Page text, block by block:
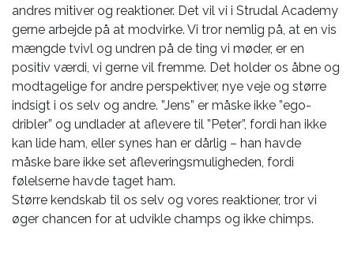
andres mitiver og reaktioner. Det vil vi i Strudal Academy
gerne arbejde på at modvirke. Vi tror nemlig på, at en vis
mængde tvivl og undren på de ting vi møder, er en
positiv værdi, vi gerne vil fremme. Det holder os åbne og
modtagelige for andre perspektiver, nye veje og større
indsigt i os selv og andre. ”Jens” er måske ikke ”ego-
dribler” og undlader at aflevere til ”Peter”, fordi han ikke
kan lide ham, eller synes han er dårlig – han havde
måske bare ikke set afleveringsmuligheden, fordi
følelserne havde taget ham.
Større kendskab til os selv og vores reaktioner, tror vi
øger chancen for at udvikle champs og ikke chimps.